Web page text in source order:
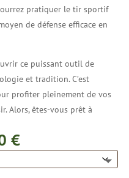
pratiquer le tir sportif
de défense efficace en
ce puissant outil de
et tradition. C’est
profiter pleinement de vos
Alors, êtes-vous prêt à
€Plage
de
prix :